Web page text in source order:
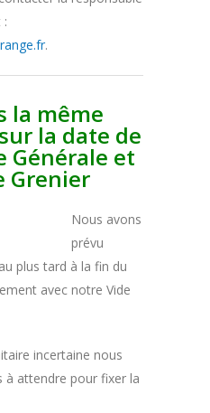
:
.
la même
la date de
Générale et
Grenier
Nous avons
prévu
plus tard à la fin du
avec notre Vide
incertaine nous
à attendre pour fixer la